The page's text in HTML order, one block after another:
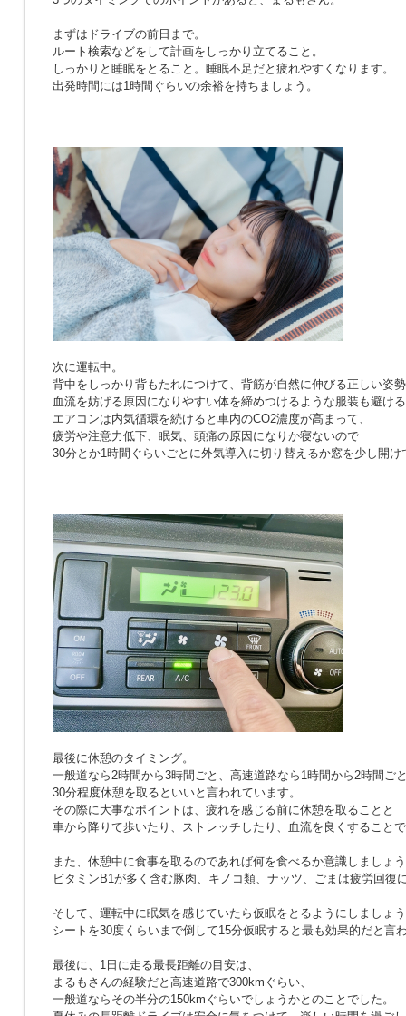
まずはドライブの前日まで。
ルート検索などをして計画をしっかり立てること。
しっかりと睡眠をとること。睡眠不足だと疲れやすくなります。
出発時間には1時間ぐらいの余裕を持ちましょう。
次に運転中。
背中をしっかり背もたれにつけて、背筋が自然に伸びる正しい姿
血流を妨げる原因になりやすい体を締めつけるような服装も避け
エアコンは内気循環を続けると車内のCO2濃度が高まって、
疲労や注意力低下、眠気、頭痛の原因になりか寝ないので
30分とか1時間ぐらいごとに外気導入に切り替えるか窓を少し開け
最後に休憩のタイミング。
一般道なら2時間から3時間ごと、高速道路なら1時間から2時間ご
30分程度休憩を取るといいと言われています。
その際に大事なポイントは、疲れを感じる前に休憩を取ることと
車から降りて歩いたり、ストレッチしたり、血流を良くすること
また、休憩中に食事を取るのであれば何を食べるか意識しましょ
ビタミンB1が多く含む豚肉、キノコ類、ナッツ、ごまは疲労回復
そして、運転中に眠気を感じていたら仮眠をとるようにしましょ
シートを30度くらいまで倒して15分仮眠すると最も効果的だと言
最後に、1日に走る最長距離の目安は、
まるもさんの経験だと高速道路で300kmぐらい、
一般道ならその半分の150kmぐらいでしょうかとのことでした。